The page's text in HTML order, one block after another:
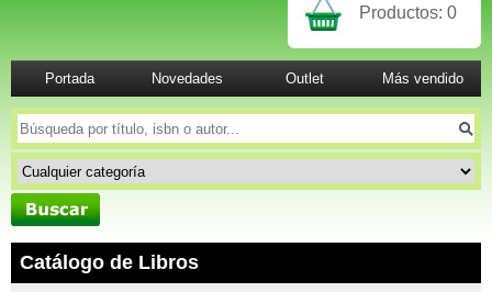
Productos: 0
Portada Novedades Outlet Más vendido
Catálogo de Libros